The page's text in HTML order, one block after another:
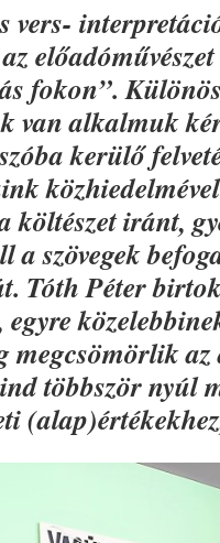
vers-
fokon”.
van alkalmuk
kerülő
költészet iránt,
a szövegek
Tóth Péter
megcsömörlik az
többször nyúl